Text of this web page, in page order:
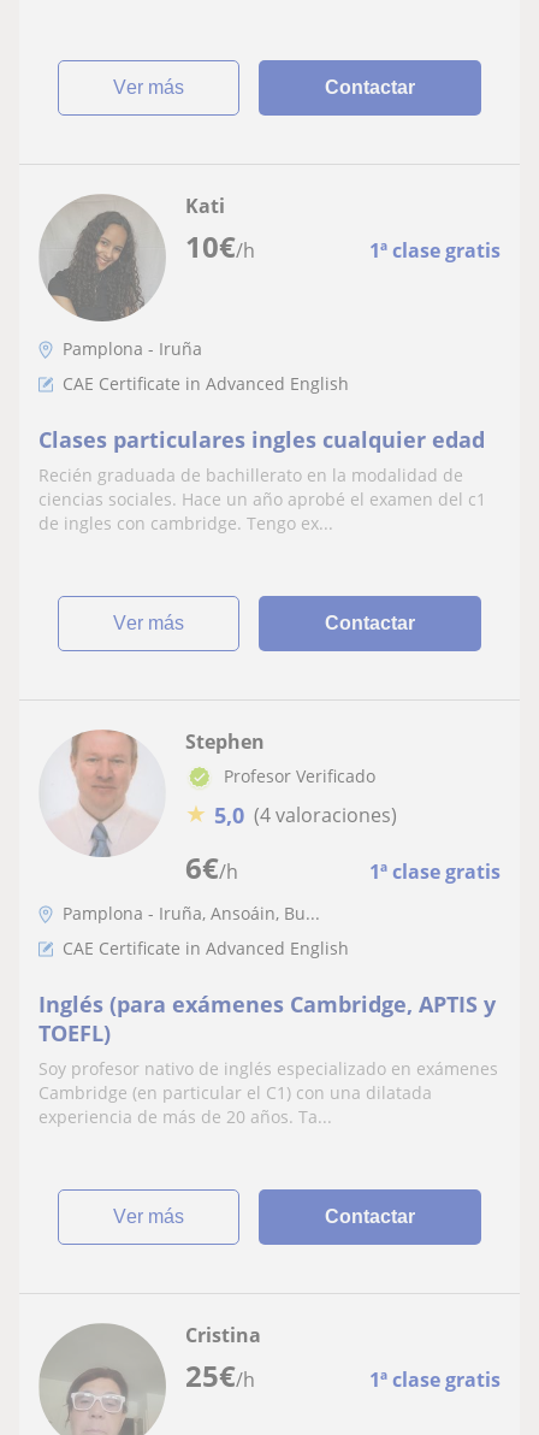
ver más Contactar
10€/h 1ª clase gratis
Kati
Pamplona - Iruña
CAE Certificate in Advanced English
Clases particulares ingles cualquier edad
Recién graduada de bachillerato en la modalidad de
ciencias sociales. Hace un año aprobé el examen del c1
de ingles con cambridge. Tengo ex...
ver más Contactar
6€/h 1ª clase gratis
Stephen
Profesor Verificado
★ 5,0 (4 valoraciones)
Pamplona - Iruña, Ansoáin, Bu...
CAE Certificate in Advanced English
Inglés (para exámenes Cambridge, APTIS y
TOEFL)
Soy profesor nativo de inglés especializado en exámenes
Cambridge (en particular el C1) con una dilatada
experiencia de más de 20 años. Ta...
ver más Contactar
25€/h 1ª clase gratis
Cristina